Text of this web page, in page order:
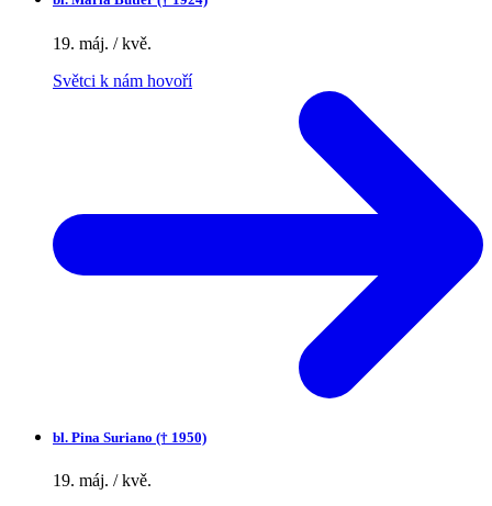
19. máj. / kvě.
Světci k nám hovoří
bl. Pina Suriano († 1950)
19. máj. / kvě.